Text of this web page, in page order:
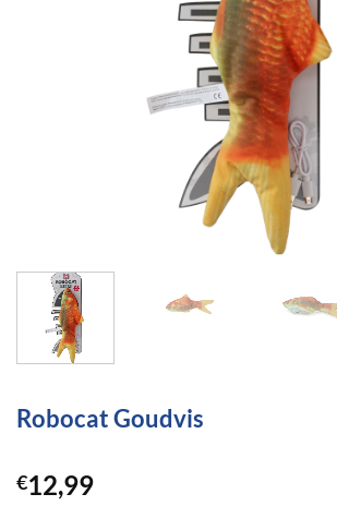
Robocat Goudvis
€12,99